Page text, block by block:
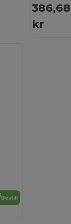
386,68
kr
Bestill